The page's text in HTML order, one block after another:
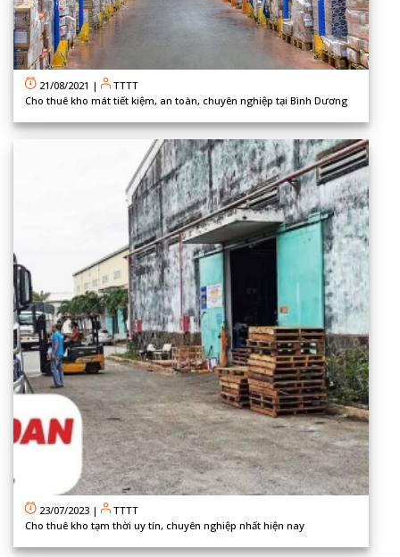
21/08/2021 |
TTTT
Cho thuê kho mát tiết kiệm, an toàn, chuyên nghiệp tại Bình Dương
23/07/2023 |
TTTT
Cho thuê kho tạm thời uy tín, chuyên nghiệp nhất hiện nay